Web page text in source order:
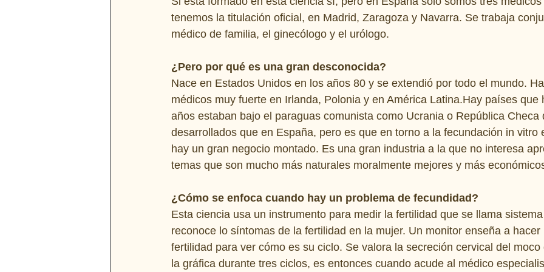
tenemos la titulación oficial, en Madrid, Zaragoza y Navarra. Se trabaja
médico de familia, el ginecólogo y el urólogo.
¿Pero por qué es una gran desconocida?
Nace en Estados Unidos en los años 80 y se extendió por todo el mundo.
médicos muy fuerte en Irlanda, Polonia y en América Latina.Hay países
años estaban bajo el paraguas comunista como Ucrania o República
desarrollados que en España, pero es que en torno a la fecundación in
hay un gran negocio montado. Es una gran industria a la que no interesa
temas que son mucho más naturales moralmente mejores y más
¿Cómo se enfoca cuando hay un problema de fecundidad?
Esta ciencia usa un instrumento para medir la fertilidad que se llama
reconoce lo síntomas de la fertilidad en la mujer. Un monitor enseña a
fertilidad para ver cómo es su ciclo. Se valora la secreción cervical del
la gráfica durante tres ciclos, es entonces cuando acude al médico